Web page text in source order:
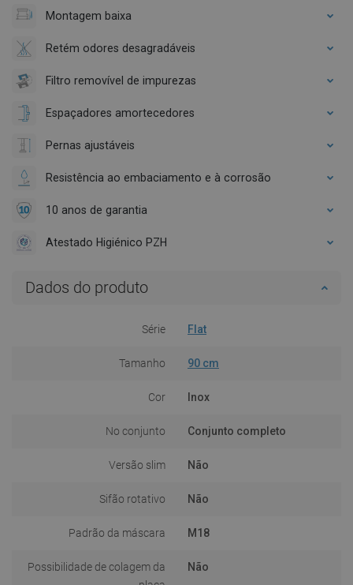
Montagem baixa
Retém odores desagradáveis
Filtro removível de impurezas
Espaçadores amortecedores
Pernas ajustáveis
Resistência ao embaciamento e à corrosão
10 anos de garantia
Atestado Higiénico PZH
Dados do produto
Série Flat
Tamanho 90 cm
Cor Inox
No conjunto Conjunto completo
Versão slim Não
Sifão rotativo Não
Padrão da máscara M18
Possibilidade de colagem da
Não